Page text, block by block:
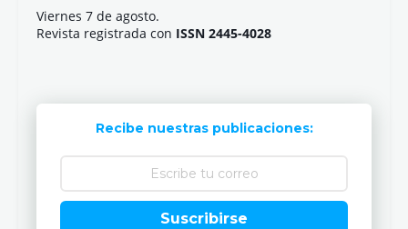
Viernes 7 de agosto.
Revista registrada con ISSN 2445-4028
Recibe nuestras publicaciones:
Suscribirse